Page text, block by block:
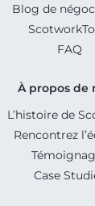
Blog de
FAQ
À propos de
L’histoire de
Rencontrez
Case